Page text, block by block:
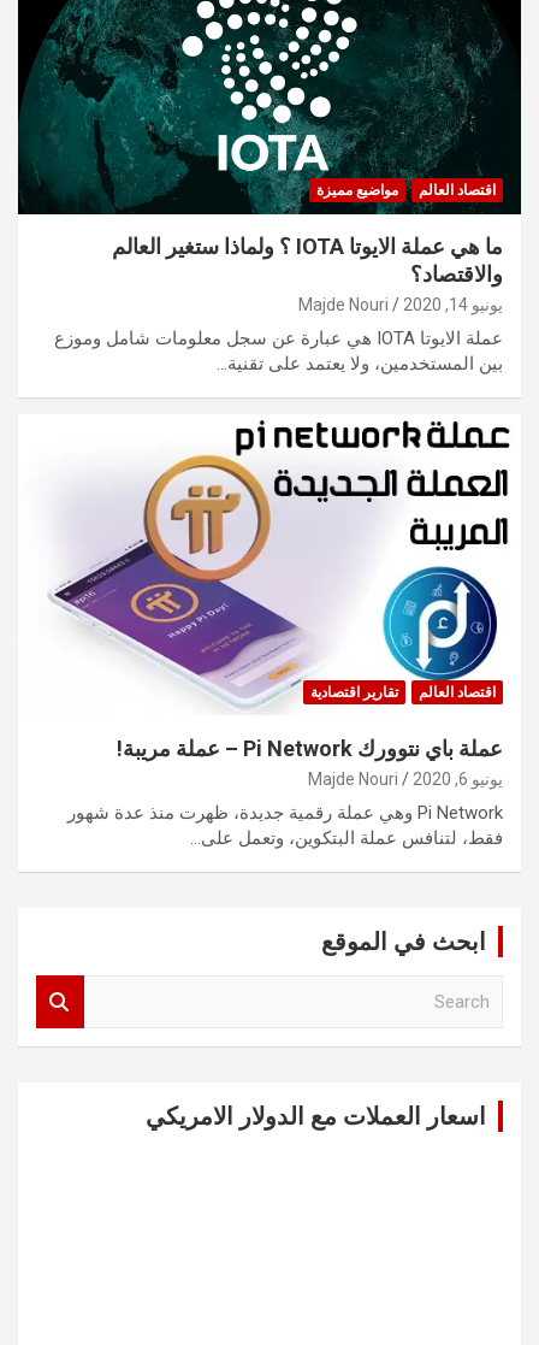
اقتصاد العالم مواضيع مميزة
ما هي عملة الايوتا IOTA ؟ ولماذا ستغير العالم
والاقتصاد؟
يونيو 14, 2020 Majde Nouri
عملة الايوتا IOTA هي عبارة عن سجل معلومات شامل وموزع
بين المستخدمين، ولا يعتمد على تقنية…
اقتصاد العالم تقارير اقتصادية
عملة باي نتوورك Pi Network – عملة مريبة!
يونيو 6, 2020 Majde Nouri
Pi Network وهي عملة رقمية جديدة، ظهرت منذ عدة شهور
فقط، لتنافس عملة البتكوين، وتعمل على…
ابحث في الموقع
اسعار العملات مع الدولار الامريكي